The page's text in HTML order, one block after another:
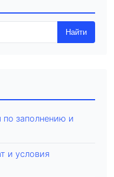
Найти
заполнению и
и условия